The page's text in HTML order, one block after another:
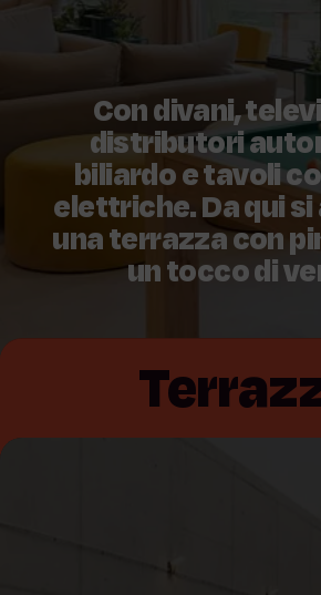
Con divani,
distributori
biliardo e tavoli
elettriche. Da qui
una terrazza con
un tocco di